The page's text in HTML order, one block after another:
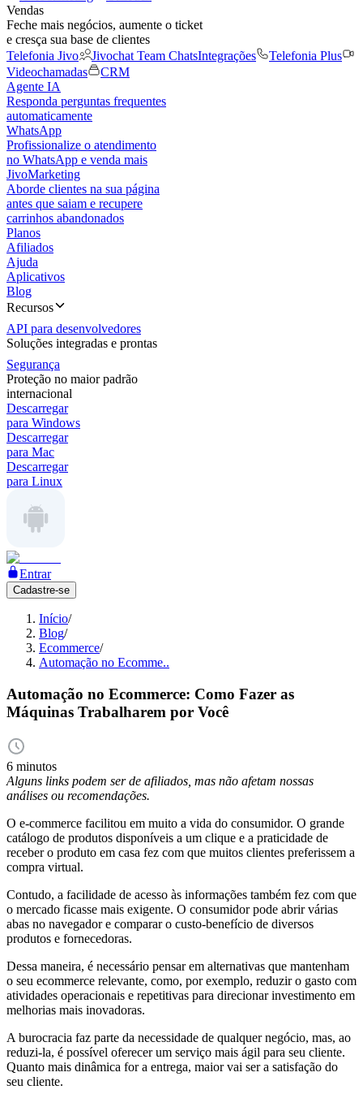
Vendas
Feche mais negócios, aumente o ticket
e cresça sua base de clientes
Telefonia Jivo
Jivochat Team ChatsIntegrações
Telefonia Plus
Videochamadas
CRM
Agente IA
Responda perguntas frequentes
automaticamente
WhatsApp
Profissionalize o atendimento
no WhatsApp e venda mais
JivoMarketing
Aborde clientes na sua página
antes que saiam e recupere
carrinhos abandonados
Planos
Afiliados
Ajuda
Aplicativos
Blog
Recursos
API para desenvolvedores
Soluções integradas e prontas
Segurança
Proteção no maior padrão
internacional
Descarregar
para Windows
Descarregar
para Mac
Descarregar
para Linux
Entrar
Cadastre-se
Início/
Blog/
Ecommerce/
Automação no Ecomme..
Automação no Ecommerce: Como Fazer as
Máquinas Trabalharem por Você
6 minutos
Alguns links podem ser de afiliados, mas não afetam nossas
análises ou recomendações.
O e-commerce facilitou em muito a vida do consumidor. O grande
catálogo de produtos disponíveis a um clique e a praticidade de
receber o produto em casa fez com que muitos clientes preferissem a
compra virtual.
Contudo, a facilidade de acesso às informações também fez com que
o mercado ficasse mais exigente. O consumidor pode abrir várias
abas no navegador e comparar o custo-benefício de diversos
produtos e fornecedoras.
Dessa maneira, é necessário pensar em alternativas que mantenham
o seu ecommerce relevante, como, por exemplo, reduzir o gasto com
atividades operacionais e repetitivas para direcionar investimento em
melhorias mais inovadoras.
A burocracia faz parte da necessidade de qualquer negócio, mas, ao
reduzi-la, é possível oferecer um serviço mais ágil para seu cliente.
Quanto mais dinâmica for a entrega, maior vai ser a satisfação do
seu cliente.